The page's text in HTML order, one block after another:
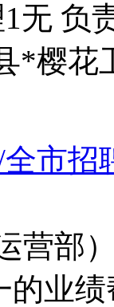
无 负
*樱花
市招
营部
的业